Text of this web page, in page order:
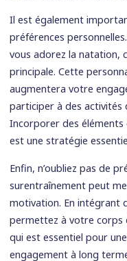
Il est également
préférences
vous adorez la natation,
principale. Cette
augmentera votre
participer à des activités
Incorporer des
est une stratégie
Enfin, n’oubliez pas de
surentraînement peut
motivation. En intégrant
permettez à votre corps
qui est essentiel pour
engagement à long